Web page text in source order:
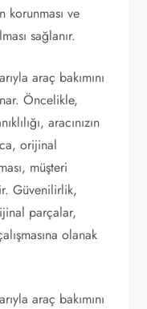
korunması ve
sağlanır.
araç bakımını
Öncelikle,
aracınızın
orijinal
müşteri
Güvenilirlik,
parçalar,
olanak
araç bakımını